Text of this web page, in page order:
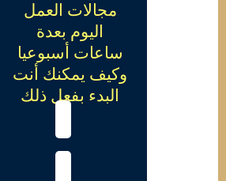
مجالات العمل
اليوم بعدة
ساعات أسبوعيا
وكيف يمكنك أنت
البدء بفعل ذلك